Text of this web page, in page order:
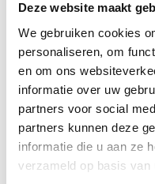
Deze website maakt
We gebruiken cookies
personaliseren, om
en om ons
informatie over uw
partners voor social
partners kunnen deze
informatie die u aan ze
verzameld op basis van
TM-C7500G